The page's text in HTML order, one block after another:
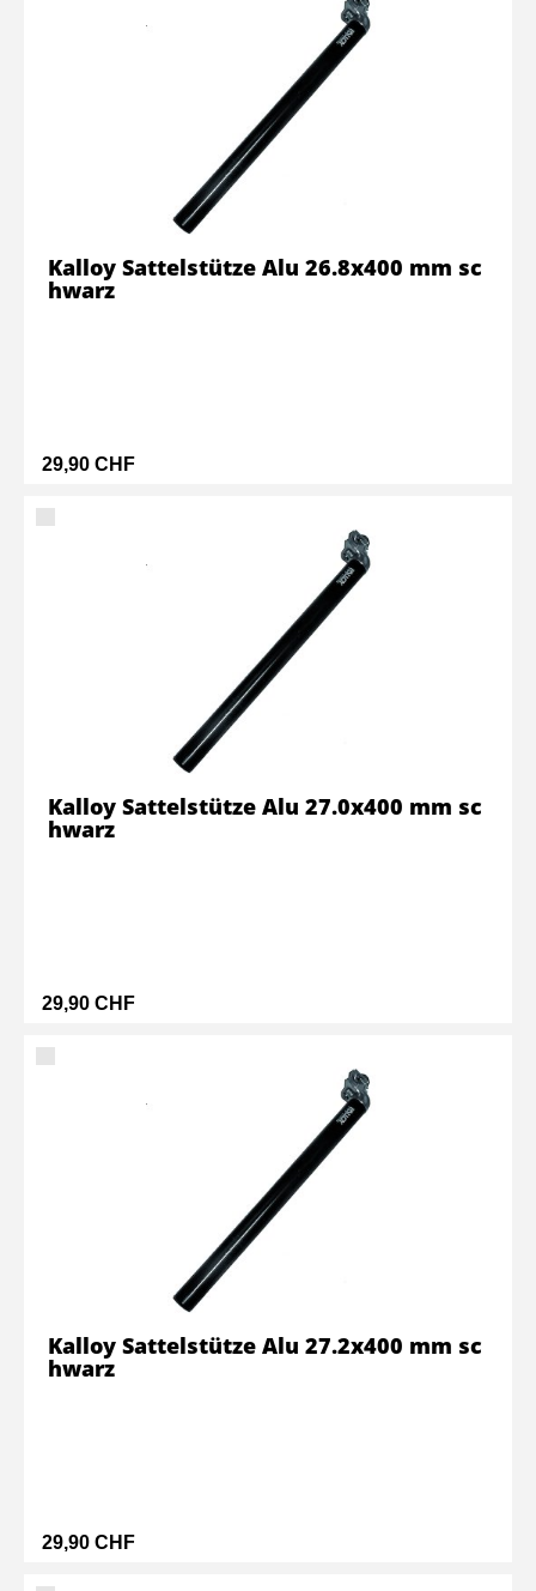
29,90 CHF
Kalloy Sattelstütze Alu 26.8x400 mm sc
hwarz
29,90 CHF
Kalloy Sattelstütze Alu 27.0x400 mm sc
hwarz
29,90 CHF
Kalloy Sattelstütze Alu 27.2x400 mm sc
hwarz